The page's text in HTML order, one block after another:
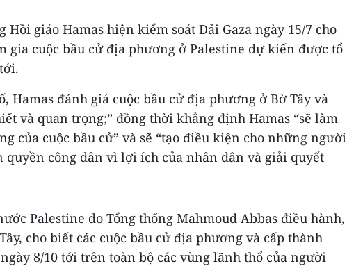
Hồi giáo Hamas hiện kiểm soát Dải Gaza ngày 15/7 cho
gia cuộc bầu cử địa phương ở Palestine dự kiến được tổ
Hamas đánh giá cuộc bầu cử địa phương ở Bờ Tây và
và quan trọng;” đồng thời khẳng định Hamas “sẽ làm
của cuộc bầu cử” và sẽ “tạo điều kiện cho những người
quyền công dân vì lợi ích của nhân dân và giải quyết
Palestine do Tổng thống Mahmoud Abbas điều hành,
cho biết các cuộc bầu cử địa phương và cấp thành
8/10 tới trên toàn bộ các vùng lãnh thổ của người